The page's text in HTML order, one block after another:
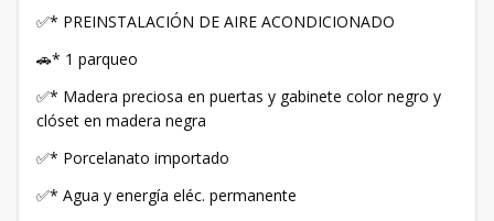
✅* PREINSTALACIÓN DE AIRE ACONDICIONADO
🚗* 1 parqueo
✅* Madera preciosa en puertas y gabinete color negro y
clóset en madera negra
✅* Porcelanato importado
✅* Agua y energía eléc. permanente